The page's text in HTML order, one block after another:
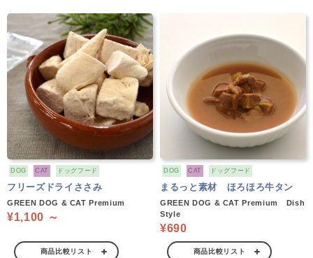
DOG CAT ドッグフード
フリーズドライささみ
GREEN DOG & CAT Premium
¥1,100 ～
商品比較リスト
DOG CAT ドッグフード
まるっと素材 ほろほろ牛タン
GREEN DOG & CAT Premium Dish
Style
¥690
商品比較リスト